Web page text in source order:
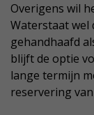
Overigens wil
Waterstaat wel
gehandhaafd
blijft de optie
lange termijn
reservering